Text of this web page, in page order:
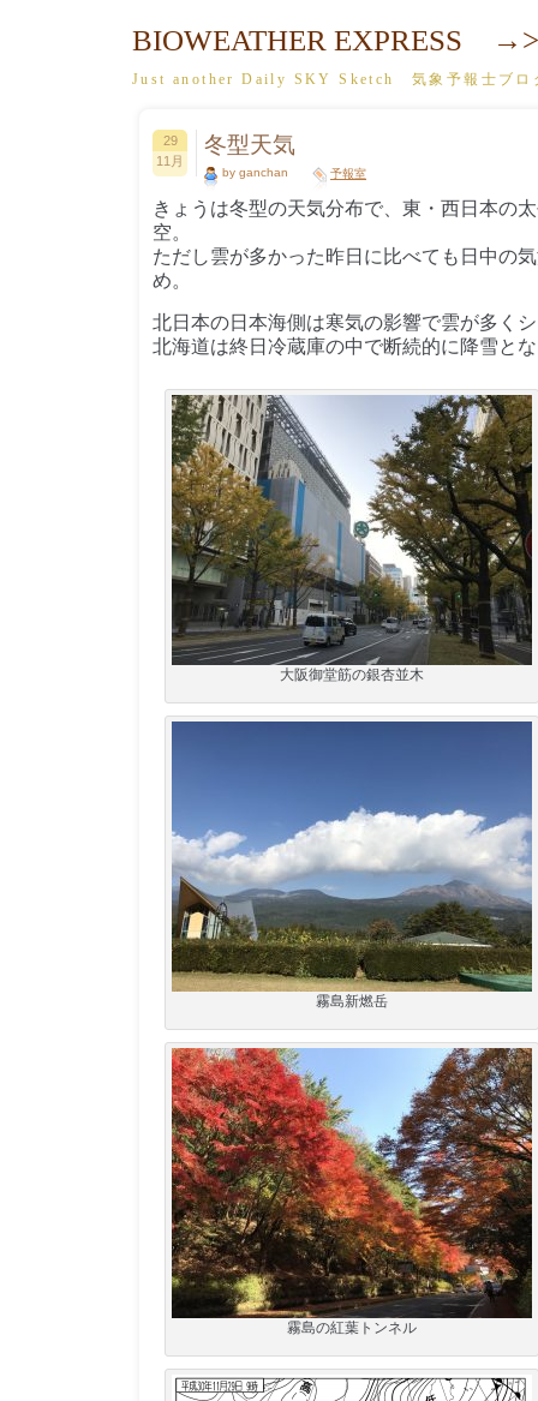
BIOWEATHER EXPRESS
Just another Daily SKY Sketch 気象予報士ブロ
29
11月
冬型天気
by ganchan 予報室
きょうは冬型の天気分布で、東・西日本の
空。
ただし雲が多かった昨日に比べても日中の
め。
北日本の日本海側は寒気の影響で雲が多く
北海道は終日冷蔵庫の中で断続的に降雪と
大阪御堂筋の銀杏並木
霧島新燃岳
霧島の紅葉トンネル